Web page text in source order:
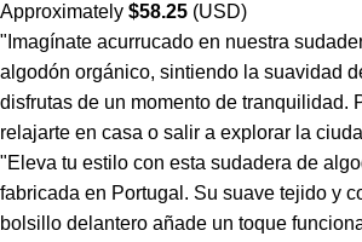
Approximately $58.25 (USD)
"Imagínate acurrucado en nuestra
algodón orgánico, sintiendo la suavidad
disfrutas de un momento de tranquilidad.
relajarte en casa o salir a explorar la
"Eleva tu estilo con esta sudadera de
fabricada en Portugal. Su suave tejido y
bolsillo delantero añade un toque